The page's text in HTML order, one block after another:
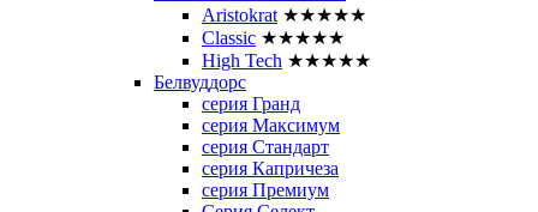
Aristokrat ★★★★★
Classic ★★★★★
High Tech ★★★★★
Белвуддорс
серия Гранд
серия Максимум
серия Стандарт
серия Капричеза
серия Премиум